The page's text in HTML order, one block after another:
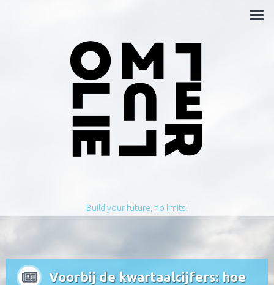
Build your future, no limits!
Voorbij de kwartaalcijfers: hoe